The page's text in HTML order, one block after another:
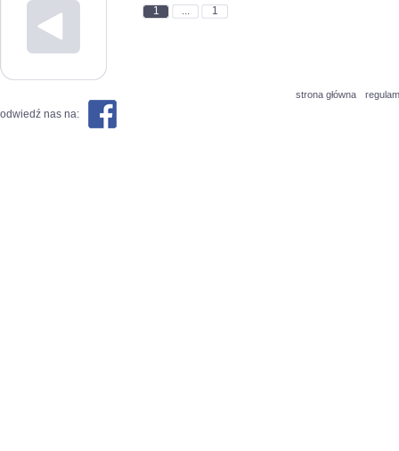
1 ... 1
strona główna
odwiedź nas na: